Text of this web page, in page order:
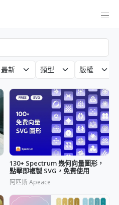
最新 類型 版權
130+ Spectrum 幾何向量圖形，
點擊即複製 SVG，免費使用
阿匹斯 Apeace